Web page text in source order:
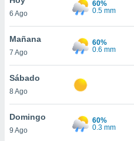
en
más
nuestra
de
6 Ago
60%
0.5 mm
Mañana
7 Ago
60%
0.6 mm
Sábado
8 Ago
Domingo
9 Ago
60%
0.3 mm